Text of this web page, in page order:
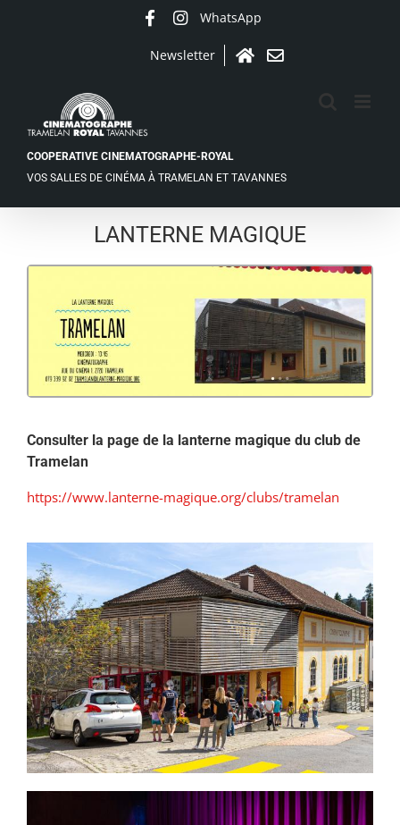
WhatsApp
Newsletter
AccueilContact
COOPERATIVE CINEMATOGRAPHE-ROYAL
VOS SALLES DE CINÉMA À TRAMELAN ET TAVANNES
LANTERNE MAGIQUE
Consulter la page de la lanterne magique du club de
Tramelan
https://www.lanterne-magique.org/clubs/tramelan